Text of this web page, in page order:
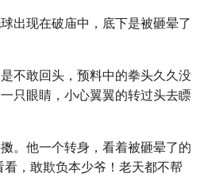
出现在破庙中，底下是被砸晕了
不敢回头，预料中的拳头久久没
只眼睛，小心翼翼的转过头去瞟
。他一个转身，看着被砸晕了的
看，敢欺负本少爷！老天都不帮